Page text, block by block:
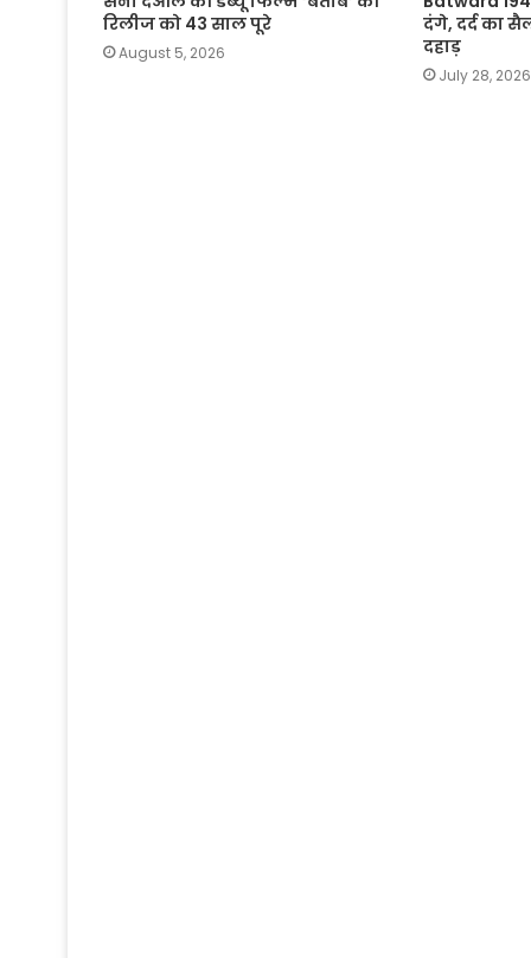
रिलीज को 43 साल पूरे
August 5, 2026
दंगे, दर्द का
दहाड़
July 28, 2026